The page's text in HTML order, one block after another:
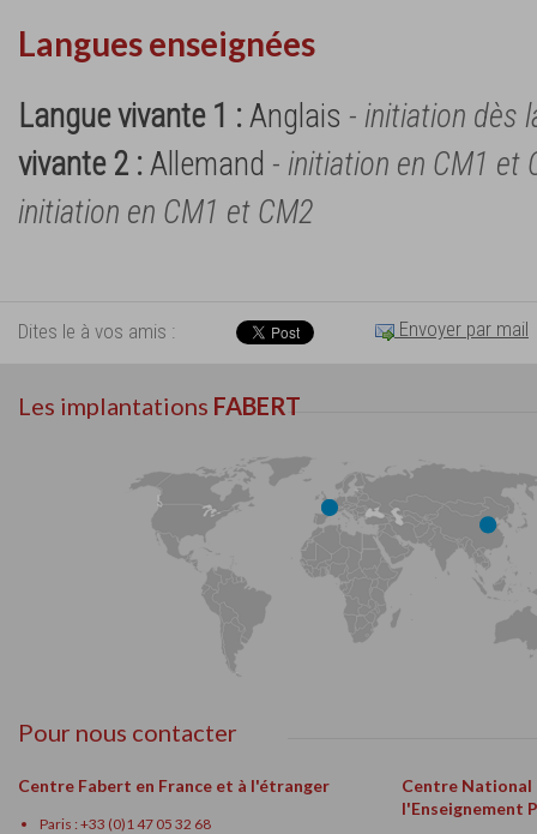
Langues enseignées
Langue vivante 1 :Anglais - initiation dès
vivante 2 :Allemand - initiation en CM1 et
initiation en CM1 et CM2
Dites le à vos amis : Envoyer par mail
Les implantations FABERT
Pour nous contacter
Centre Fabert en France et à l'étranger
Paris : +33 (0)1 47 05 32 68
Centre National
l'Enseignement